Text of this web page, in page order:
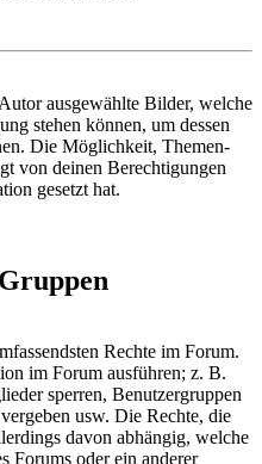
ausgewählte Bilder, welche
stehen können, um dessen
Die Möglichkeit, Themen-
von deinen Berechtigungen
gesetzt hat.
Rechte im Forum.
im Forum ausführen; z. B.
sperren, Benutzergruppen
usw. Die Rechte, die
davon abhängig, welche
Forums oder ein anderer